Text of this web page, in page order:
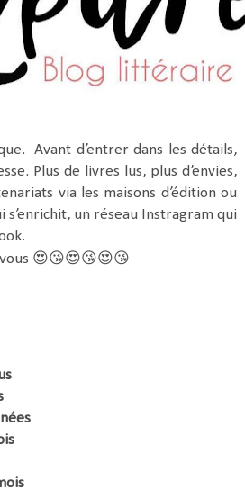
Avant d’entrer dans les détails,
Plus de livres lus, plus d’envies,
via les maisons d’édition ou
s’enrichit, un réseau Instragram qui
😍😘😍😘😍😘